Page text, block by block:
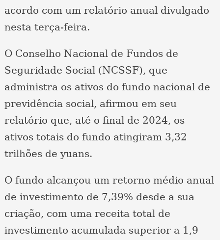
acordo com um relatório anual divulgado
nesta terça-feira.
O Conselho Nacional de Fundos de
Seguridade Social (NCSSF), que
administra os ativos do fundo nacional de
previdência social, afirmou em seu
relatório que, até o final de 2024, os
ativos totais do fundo atingiram 3,32
trilhões de yuans.
O fundo alcançou um retorno médio anual
de investimento de 7,39% desde a sua
criação, com uma receita total de
investimento acumulada superior a 1,9